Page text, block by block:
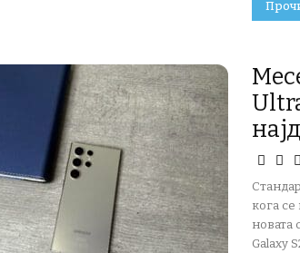
кога
новата
Galaxy